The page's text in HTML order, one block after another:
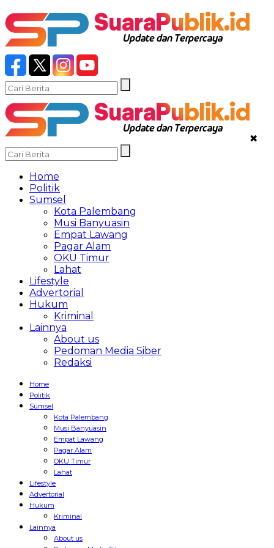
✖
Home
Politik
Sumsel
Kota Palembang
Musi Banyuasin
Empat Lawang
Pagar Alam
OKU Timur
Lahat
Lifestyle
Advertorial
Hukum
Kriminal
Lainnya
About us
Pedoman Media Siber
Redaksi
Home
Politik
Sumsel
Kota Palembang
Musi Banyuasin
Empat Lawang
Pagar Alam
OKU Timur
Lahat
Lifestyle
Advertorial
Hukum
Kriminal
Lainnya
About us